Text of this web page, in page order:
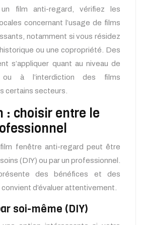
un film anti-regard, vérifiez les
concernant l’usage de films
notamment si vous résidez
ou une copropriété. Des
s’appliquer quant au niveau de
à l’interdiction des films
certains secteurs.
: choisir entre le
film fenêtre anti-regard peut être
(DIY) ou par un professionnel.
des bénéfices et des
convient d’évaluer attentivement.
soi-même (DIY)